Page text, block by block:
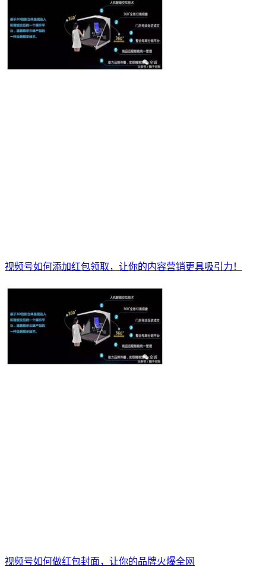
视频号如何添加红包领取，让你的内容营销更具吸引力！
视频号如何做红包封面，让你的品牌火爆全网